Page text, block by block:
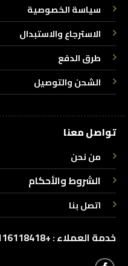
سياسة الخصوصية
الاسترجاع والاستبدال
طرق الدفع
الشحن والتوصيل
تواصل معنا
من نحن
الشروط والأحكام
اتصل بنا
خدمة العملاء : +201116118418